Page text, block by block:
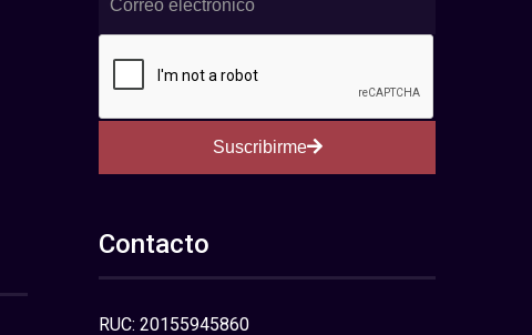
Suscribirme
Contacto
RUC: 20155945860